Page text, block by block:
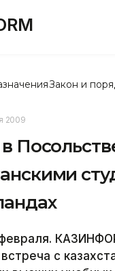
Закон и
2009
с